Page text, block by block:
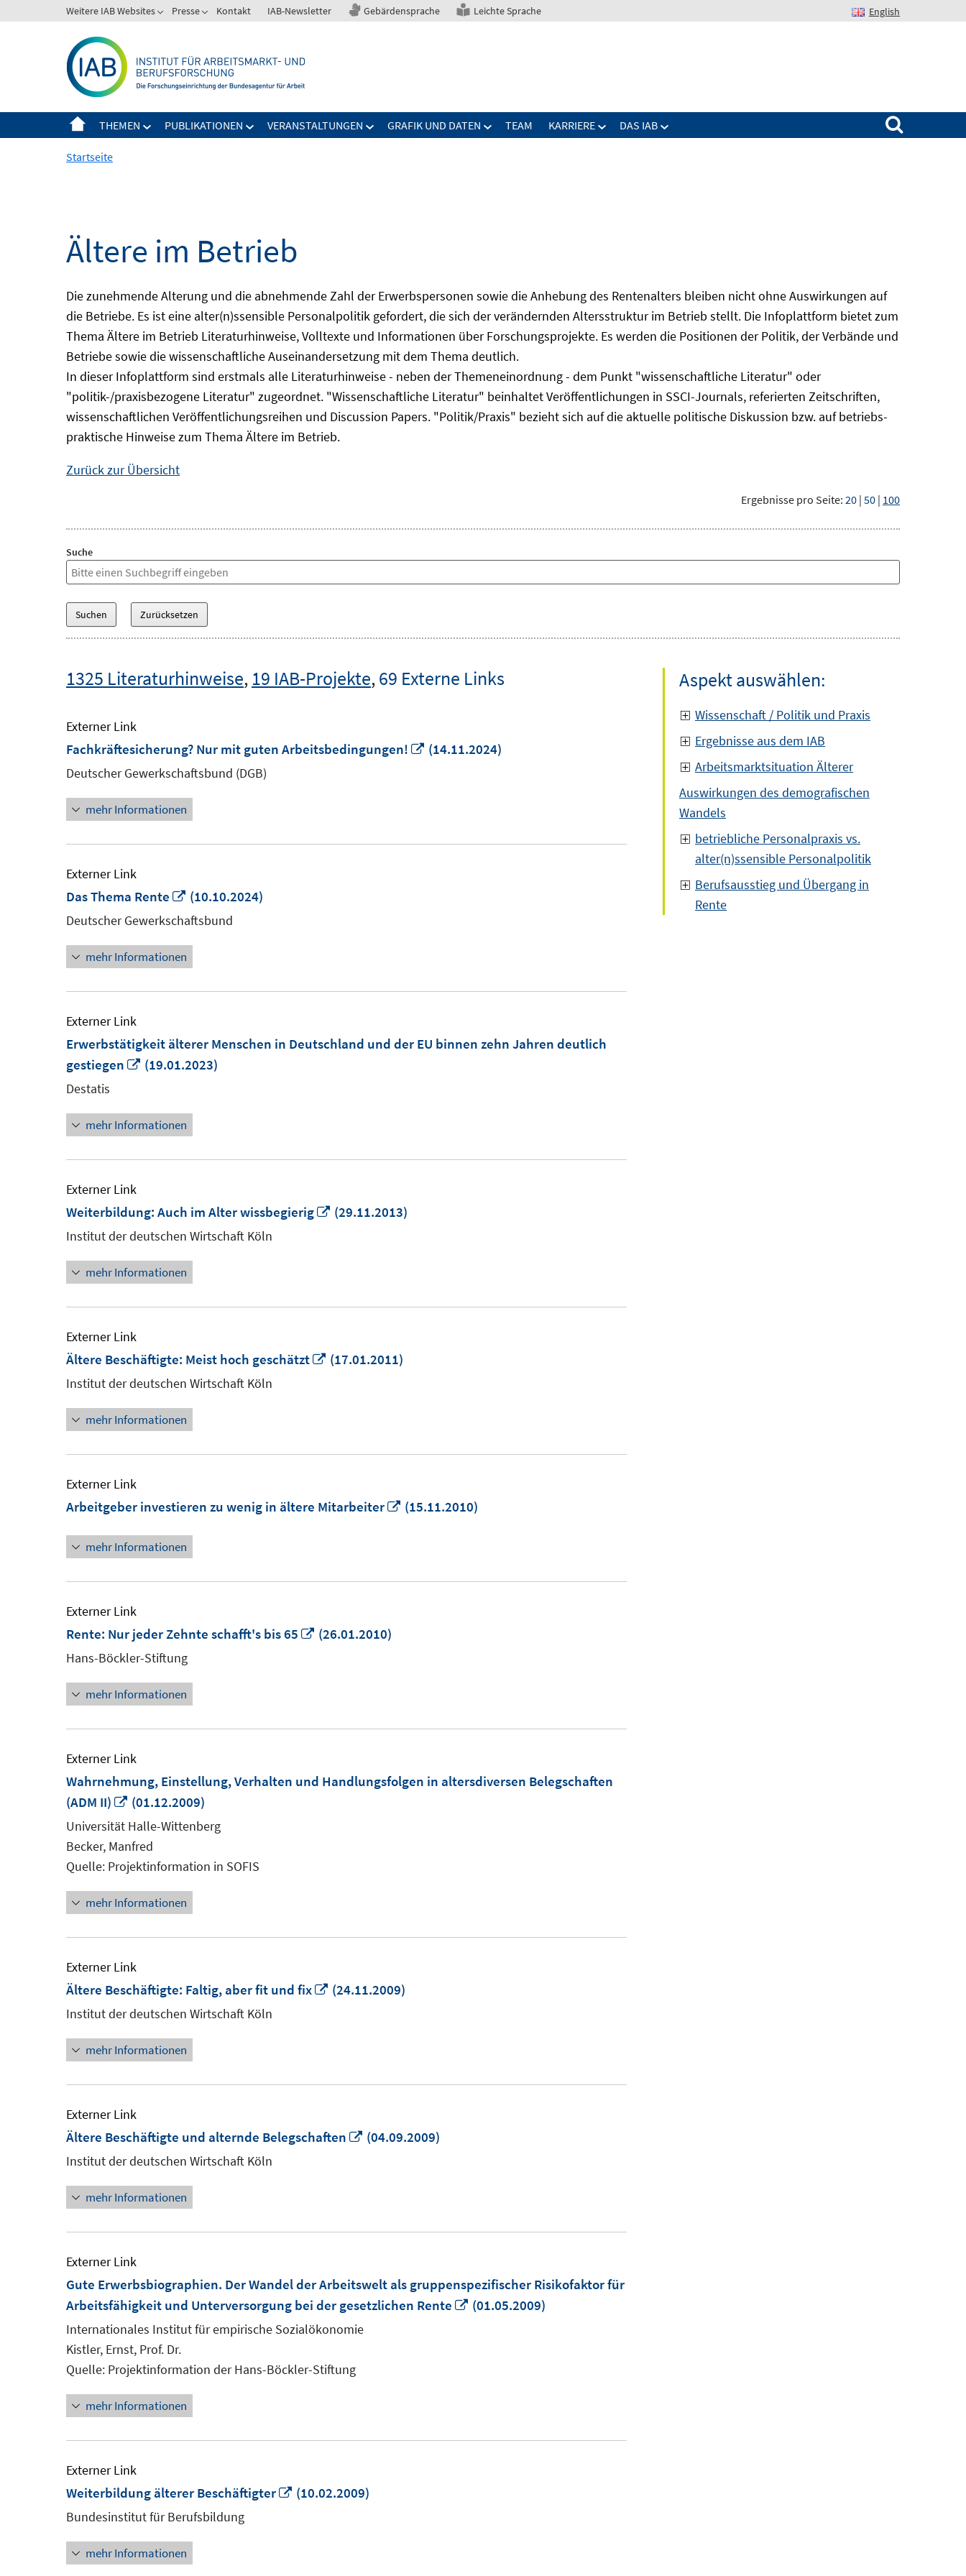
zum
Weitere IAB Websites Presse Kontakt IAB-Newsletter Gebärdensprache Leichte Sprache English
THEMEN PUBLIKATIONEN VERANSTALTUNGEN GRAFIK UND DATEN TEAM KARRIERE DAS IAB
Suchen nach:
Startseite
Ältere im Betrieb
Die zunehmende Alterung und die abnehmende Zahl der Erwerbspersonen sowie die Anhebung des Rentenalters bleiben nicht ohne Auswirkungen auf
die Betriebe. Es ist eine alter(n)ssensible Personalpolitik gefordert, die sich der verändernden Altersstruktur im Betrieb stellt. Die Infoplattform bietet zum
Thema Ältere im Betrieb Literaturhinweise, Volltexte und Informationen über Forschungsprojekte. Es werden die Positionen der Politik, der Verbände und
Betriebe sowie die wissenschaftliche Auseinandersetzung mit dem Thema deutlich.
In dieser Infoplattform sind erstmals alle Literaturhinweise - neben der Themeneinordnung - dem Punkt "wissenschaftliche Literatur" oder
"politik-/praxisbezogene Literatur" zugeordnet. "Wissenschaftliche Literatur" beinhaltet Veröffentlichungen in SSCI-Journals, referierten Zeitschriften,
wissenschaftlichen Veröffentlichungsreihen und Discussion Papers. "Politik/Praxis" bezieht sich auf die aktuelle politische Diskussion bzw. auf betriebs-
praktische Hinweise zum Thema Ältere im Betrieb.
Zurück zur Übersicht
Ergebnisse pro Seite: 20 | 50 | 100
Suche
1325 Literaturhinweise, 19 IAB-Projekte,69 Externe Links
Externer Link
Fachkräftesicherung? Nur mit guten Arbeitsbedingungen!
In
(14.11.2024)
Deutscher Gewerkschaftsbund (DGB)
mehr Informationen
Externer Link
Das Thema Rente
In
neuem
(10.10.2024)
Deutscher Gewerkschaftsbund
mehr Informationen
Externer Link
Erwerbstätigkeit älterer Menschen in Deutschland und der EU binnen zehn Jahren deutlich
gestiegen
In
öffnen
(19.01.2023)
Destatis
mehr Informationen
Externer Link
Weiterbildung: Auch im Alter wissbegierig
In
(29.11.2013)
Institut der deutschen Wirtschaft Köln
mehr Informationen
Externer Link
Ältere Beschäftigte: Meist hoch geschätzt
In
(17.01.2011)
Institut der deutschen Wirtschaft Köln
mehr Informationen
Externer Link
Arbeitgeber investieren zu wenig in ältere Mitarbeiter
In
(15.11.2010)
mehr Informationen
Externer Link
Rente: Nur jeder Zehnte schafft's bis 65
In
(26.01.2010)
Hans-Böckler-Stiftung
mehr Informationen
Externer Link
Wahrnehmung, Einstellung, Verhalten und Handlungsfolgen in altersdiversen Belegschaften
(ADM II)
In
neuem
Fenster
öffnen
(01.12.2009)
Universität Halle-Wittenberg
Becker, Manfred
Quelle: Projektinformation in SOFIS
mehr Informationen
Externer Link
Ältere Beschäftigte: Faltig, aber fit und fix
In
(24.11.2009)
Institut der deutschen Wirtschaft Köln
mehr Informationen
Externer Link
Ältere Beschäftigte und alternde Belegschaften
In
(04.09.2009)
Institut der deutschen Wirtschaft Köln
mehr Informationen
Externer Link
Gute Erwerbsbiographien. Der Wandel der Arbeitswelt als gruppenspezifischer Risikofaktor für
Arbeitsfähigkeit und Unterversorgung bei der gesetzlichen Rente
In
(01.05.2009)
Internationales Institut für empirische Sozialökonomie
Kistler, Ernst, Prof. Dr.
Quelle: Projektinformation der Hans-Böckler-Stiftung
mehr Informationen
Externer Link
Weiterbildung älterer Beschäftigter
In
(10.02.2009)
Bundesinstitut für Berufsbildung
mehr Informationen
Aspekt auswählen:
Wissenschaft / Politik und Praxis
Ergebnisse aus dem IAB
Arbeitsmarktsituation Älterer
Auswirkungen des demografischen
Wandels
betriebliche Personalpraxis vs.
alter(n)ssensible Personalpolitik
Berufsausstieg und Übergang in
Rente